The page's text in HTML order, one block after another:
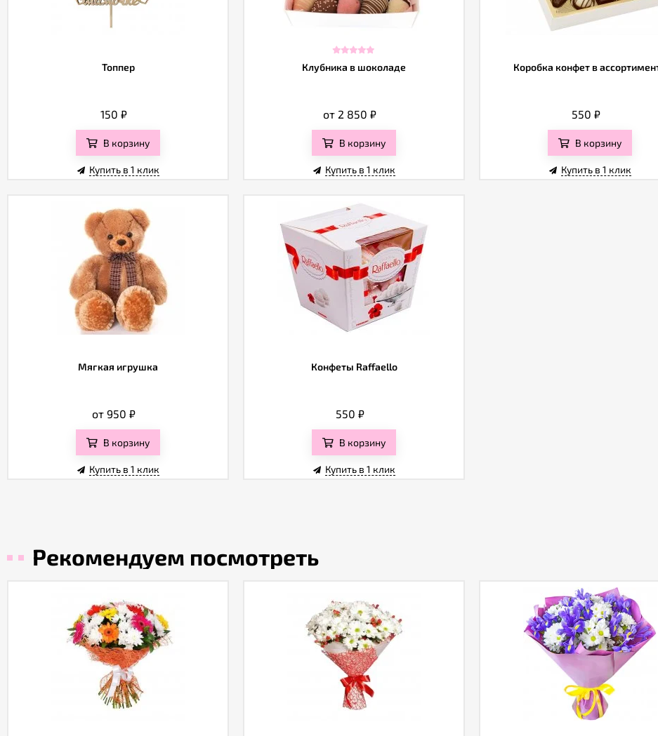
Топпер
150 ₽
В корзину
Купить в 1 клик
Клубника в шоколаде
от 2 850 ₽
В корзину
Купить в 1 клик
Коробка конфет в
550 ₽
В корзину
Купить в 1 клик
Мягкая игрушка
от 950 ₽
В корзину
Купить в 1 клик
Конфеты Raffaello
550 ₽
В корзину
Купить в 1 клик
Рекомендуем посмотреть